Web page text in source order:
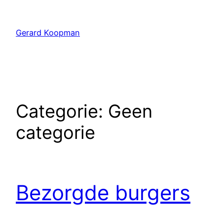
Gerard Koopman
Categorie: Geen
categorie
Bezorgde burgers